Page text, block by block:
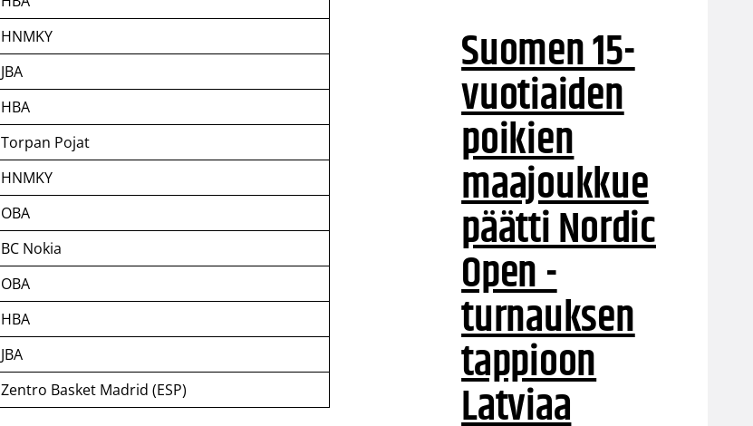
HNMKY
JBA
HBA
Torpan Pojat
HNMKY
OBA
BC Nokia
OBA
HBA
JBA
Zentro Basket Madrid (ESP)
Suomen 15-
vuotiaiden
poikien
maajoukkue
päätti Nordic
Open -
turnauksen
tappioon
Latviaa